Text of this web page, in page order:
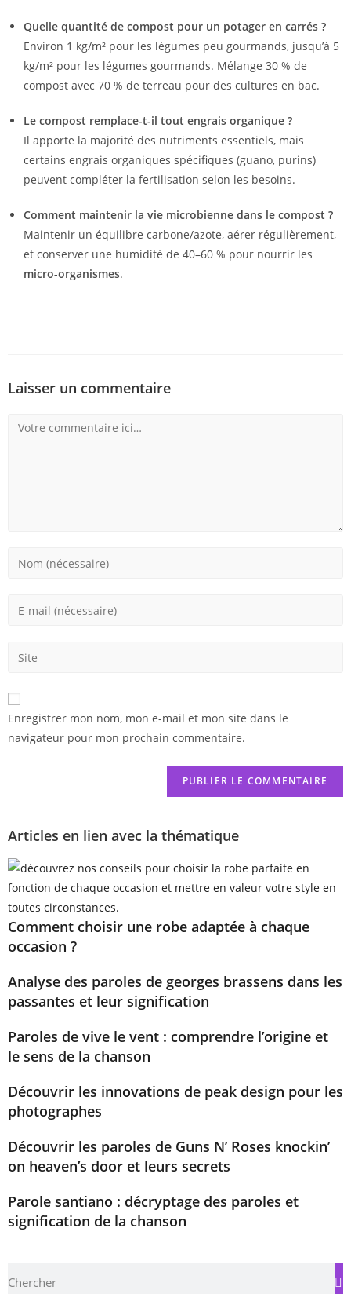
Quelle quantité de compost pour un potager en carrés ?
Environ 1 kg/m² pour les légumes peu gourmands, jusqu’à 5
kg/m² pour les légumes gourmands. Mélange 30 % de
compost avec 70 % de terreau pour des cultures en bac.
Le compost remplace-t-il tout engrais organique ?
Il apporte la majorité des nutriments essentiels, mais
certains engrais organiques spécifiques (guano, purins)
peuvent compléter la fertilisation selon les besoins.
Comment maintenir la vie microbienne dans le compost ?
Maintenir un équilibre carbone/azote, aérer régulièrement,
et conserver une humidité de 40–60 % pour nourrir les
micro-organismes.
Laisser un commentaire
Enregistrer mon nom, mon e-mail et mon site dans le
navigateur pour mon prochain commentaire.
Articles en lien avec la thématique
Comment choisir une robe adaptée à chaque
occasion ?
Analyse des paroles de georges brassens dans les
passantes et leur signification
Paroles de vive le vent : comprendre l’origine et
le sens de la chanson
Découvrir les innovations de peak design pour les
photographes
Découvrir les paroles de Guns N’ Roses knockin’
on heaven’s door et leurs secrets
Parole santiano : décryptage des paroles et
signification de la chanson